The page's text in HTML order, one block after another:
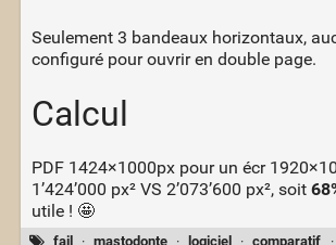
Seulement 3 bandeaux horizontaux,
configuré pour ouvrir en double page.
Calcul
PDF 1424×1000px pour un écr
1’424’000 px² VS 2’073’600 px², soit
utile ! 🤩
fail · mastodonte · logiciel · comparatif ·